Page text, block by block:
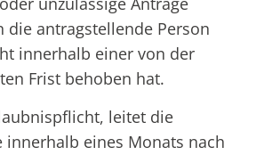
die antragstellende Person
innerhalb einer von der
Frist behoben hat.
leitet die
innerhalb eines Monats nach